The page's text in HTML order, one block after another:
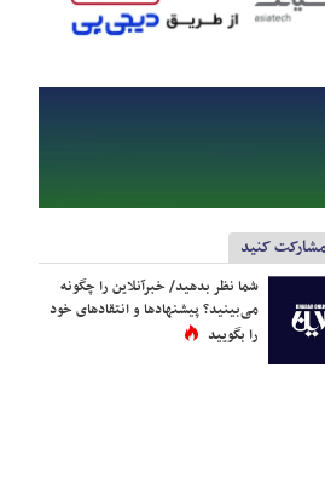
کنید
شما نظر بدهید/ خبرآنلاین را چگونه
می‌بینید؟ پیشنهادها و انتقادهای خود
را بگویید